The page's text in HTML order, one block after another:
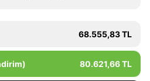
68.555,83 TL
80.621,66 TL